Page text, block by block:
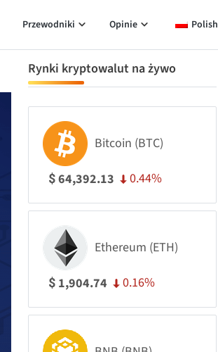
Przewodniki Opinie Polish
Rynki kryptowalut na żywo
Bitcoin (BTC)
$64,392.13 0.44%
Ethereum (ETH)
$ 1,904.74 0.16%